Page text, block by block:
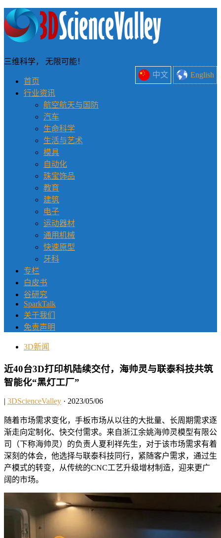
中文 English
三维科学， 无限可能！
首页
行业资讯
航空航天与国防
汽车
生命科学
生活与艺术
模具
自动化
珠宝饰品
教育
建筑
电子
运动器材
通用机械
快速原型
牙科
专栏
白皮书
谷研究
SparkTalk
关于我们
免责声明
3D新闻
近40台3D打印机陆续交付，海帅灵与联泰科技共筑
智能化“黑灯工厂”
| 3DScienceValley · 2023/05/06
随着市场需求变化，手板市场从以往的大批量、长周期需求逐
渐走向定制化、快交付需求。来自浙江余姚海帅灵模型有限公
司（下称海帅灵）的负责人夏利祥先生，对于该市场需求有着
深刻的体会，他选择与联泰科技同行，紧随客户需求，通过生
产模式的转变，从传统的CNC工艺升级增材制造，迎来更广
阔的市场。